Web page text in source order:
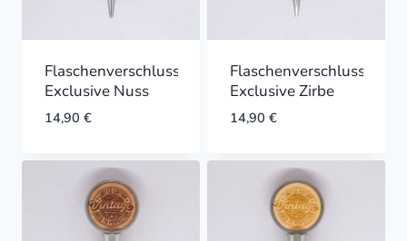
Flaschenverschluss
Exclusive Nuss
14,90 €
Flaschenverschluss
Exclusive Zirbe
14,90 €